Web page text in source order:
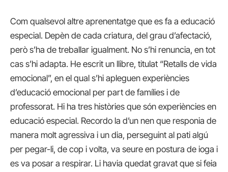
Com qualsevol altre aprenentatge que es fa a educació
especial. Depèn de cada criatura, del grau d’afectació,
però s’ha de treballar igualment. No s’hi renuncia, en tot
cas s’hi adapta. He escrit un llibre, titulat “Retalls de vida
emocional”, en el qual s’hi apleguen experiències
d’educació emocional per part de famílies i de
professorat. Hi ha tres històries que són experiències en
educació especial. Recordo la d’un nen que responia de
manera molt agressiva i un dia, perseguint al pati algú
per pegar-li, de cop i volta, va seure en postura de ioga i
es va posar a respirar. Li havia quedat gravat que si feia